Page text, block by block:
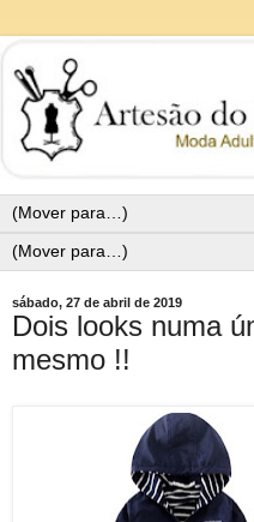
sábado, 27 de abril de 2019
Dois looks numa
mesmo !!